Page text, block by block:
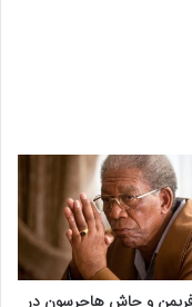
و جاش هاچرسون در